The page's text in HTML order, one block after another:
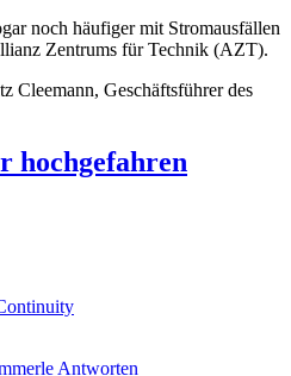
noch häufiger mit Stromausfällen
Zentrums für Technik (AZT).
Cleemann, Geschäftsführer des
hochgefahren
Antworten